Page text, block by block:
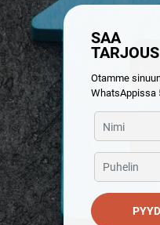
SAA
TARJOUS
Otamme